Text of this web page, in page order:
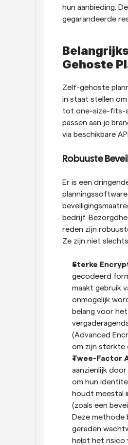
hun aanbieding.
gegarandeerde
Gehoste
Zelf-gehoste
in staat stellen
tot one-size-fits-
passen aan je
via beschikbare
Robuuste
Er is een
bedrijf.
reden zijn
Ze zijn niet
Sterke
gecodeerd
maakt gebruik
onmogelijk
belang voor
(Advanced
om zijn sterkte
Twee-Factor
aanzienlijk
om hun
houdt meestal
(zoals een
Deze methode
geraden
helpt het risico